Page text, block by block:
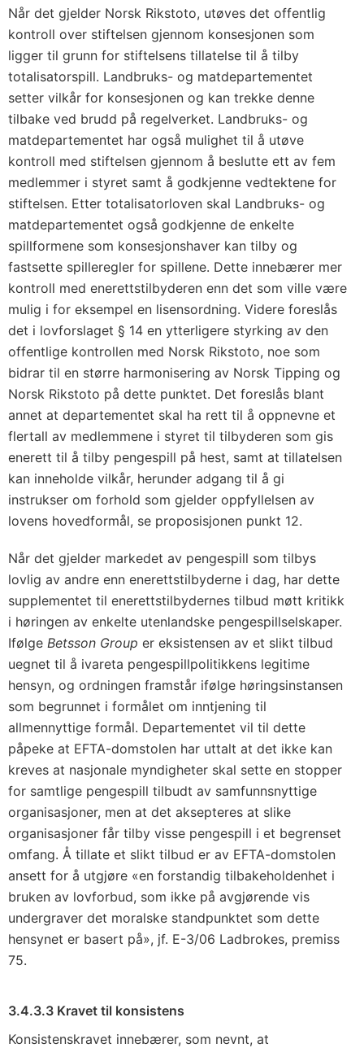
Når det gjelder Norsk Rikstoto, utøves det offentlig
kontroll over stiftelsen gjennom konsesjonen som
ligger til grunn for stiftelsens tillatelse til å tilby
totalisatorspill. Landbruks- og matdepartementet
setter vilkår for konsesjonen og kan trekke denne
tilbake ved brudd på regelverket. Landbruks- og
matdepartementet har også mulighet til å utøve
kontroll med stiftelsen gjennom å beslutte ett av fem
medlemmer i styret samt å godkjenne vedtektene for
stiftelsen. Etter totalisatorloven skal Landbruks- og
matdepartementet også godkjenne de enkelte
spillformene som konsesjonshaver kan tilby og
fastsette spilleregler for spillene. Dette innebærer mer
kontroll med enerettstilbyderen enn det som ville være
mulig i for eksempel en lisensordning. Videre foreslås
det i lovforslaget § 14 en ytterligere styrking av den
offentlige kontrollen med Norsk Rikstoto, noe som
bidrar til en større harmonisering av Norsk Tipping og
Norsk Rikstoto på dette punktet. Det foreslås blant
annet at departementet skal ha rett til å oppnevne et
flertall av medlemmene i styret til tilbyderen som gis
enerett til å tilby pengespill på hest, samt at tillatelsen
kan inneholde vilkår, herunder adgang til å gi
instrukser om forhold som gjelder oppfyllelsen av
lovens hovedformål, se proposisjonen punkt 12.
Når det gjelder markedet av pengespill som tilbys
lovlig av andre enn enerettstilbyderne i dag, har dette
supplementet til enerettstilbydernes tilbud møtt kritikk
i høringen av enkelte utenlandske pengespillselskaper.
Ifølge Betsson Group er eksistensen av et slikt tilbud
uegnet til å ivareta pengespillpolitikkens legitime
hensyn, og ordningen framstår ifølge høringsinstansen
som begrunnet i formålet om inntjening til
allmennyttige formål. Departementet vil til dette
påpeke at EFTA-domstolen har uttalt at det ikke kan
kreves at nasjonale myndigheter skal sette en stopper
for samtlige pengespill tilbudt av samfunnsnyttige
organisasjoner, men at det aksepteres at slike
organisasjoner får tilby visse pengespill i et begrenset
omfang. Å tillate et slikt tilbud er av EFTA-domstolen
ansett for å utgjøre «en forstandig tilbakeholdenhet i
bruken av lovforbud, som ikke på avgjørende vis
undergraver det moralske standpunktet som dette
hensynet er basert på», jf. E-3/06 Ladbrokes, premiss
75.
3.4.3.3 Kravet til konsistens
Konsistenskravet innebærer, som nevnt, at